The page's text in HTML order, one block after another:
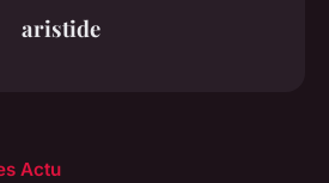
aristide
Actu